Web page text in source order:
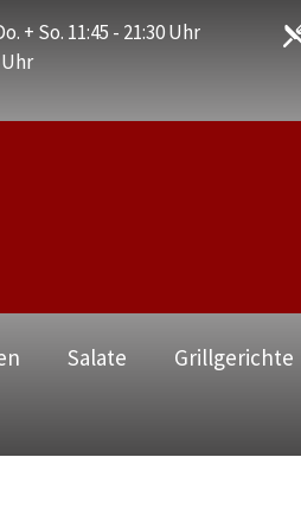
+ So. 11:45 - 21:30 Uhr
Uhr
Salate Grillgerichte